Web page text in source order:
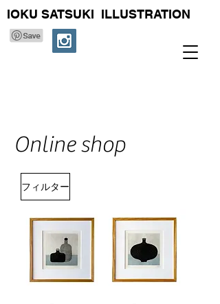
IOKU SATSUKI ILLUSTRATION
Online shop
フィルター